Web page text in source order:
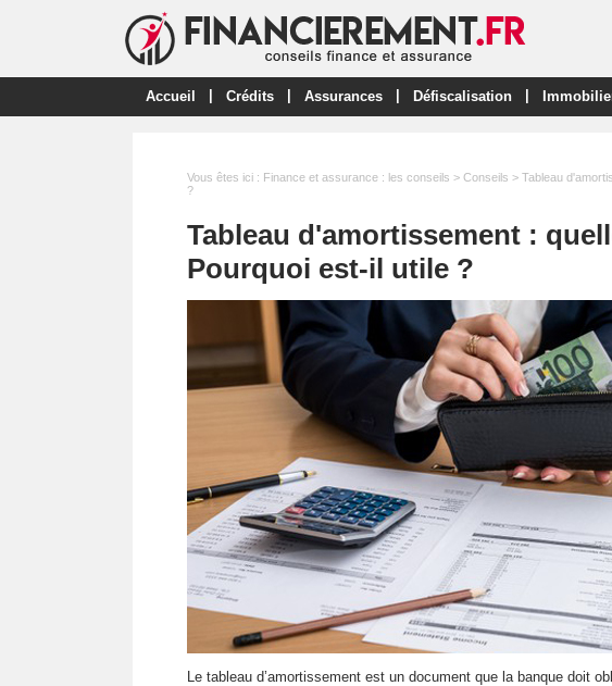
Accueil Crédits Assurances Défiscalisation
Vous êtes ici : Finance et assurance : les conseils > Conseils > Tableau
?
Tableau d'amortissement :
Pourquoi est-il utile ?
Le tableau d’amortissement est un document que la banque doit